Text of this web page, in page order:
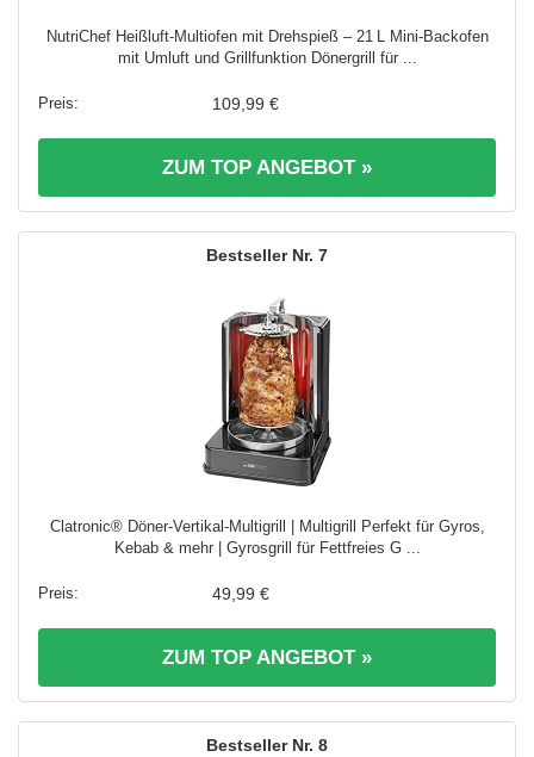
NutriChef Heißluft-Multiofen mit Drehspieß – 21 L Mini-Backofen
mit Umluft und Grillfunktion Dönergrill für ...
109,99 €
ZUM TOP ANGEBOT »
7
Clatronic® Döner-Vertikal-Multigrill | Multigrill Perfekt für Gyros,
Kebab & mehr | Gyrosgrill für Fettfreies G ...
49,99 €
ZUM TOP ANGEBOT »
8